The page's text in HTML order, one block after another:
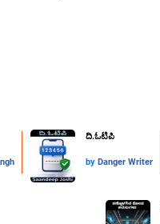
ದಿ.ಓಟಿಪಿ
by Danger Writer